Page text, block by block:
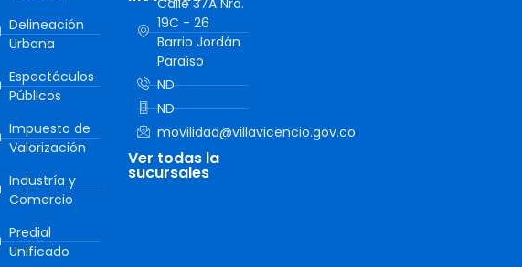
Delineación
Urbana
Espectáculos
Públicos
Impuesto de
Valorización
Industría y
Comercio
Predial
Unificado
19C - 26
Barrio Jordán
Paraíso
ND
ND
movilidad@villavicencio.gov.co
Ver todas la
sucursales